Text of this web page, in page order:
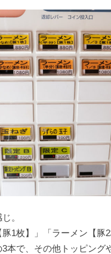
。
1枚】」「ラーメン【豚
本で、その他トッピング